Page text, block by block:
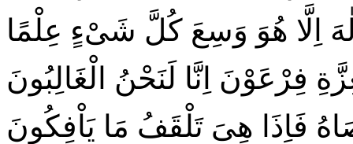
اِلٰهَ اِلَّا هُوَ وَسِعَ كُلَّ شَیْءٍ عِلْمًا
فِرْعَوْنَ اِنَّا لَنَحْنُ الْغَالِبُونَ
فَاِذَا هِىَ تَلْقَفُ مَا يَاْفِكُونَ